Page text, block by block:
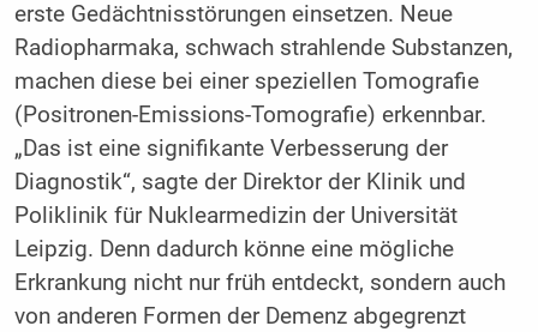
erste Gedächtnisstörungen einsetzen. Neue
Radiopharmaka, schwach strahlende Substanzen,
machen diese bei einer speziellen Tomografie
(Positronen-Emissions-Tomografie) erkennbar.
„Das ist eine signifikante Verbesserung der
Diagnostik“, sagte der Direktor der Klinik und
Poliklinik für Nuklearmedizin der Universität
Leipzig. Denn dadurch könne eine mögliche
Erkrankung nicht nur früh entdeckt, sondern auch
von anderen Formen der Demenz abgegrenzt